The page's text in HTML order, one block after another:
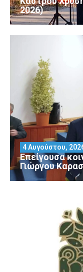
2026)
Επείγουσα
Γιώργου
4 Αυγούστου,